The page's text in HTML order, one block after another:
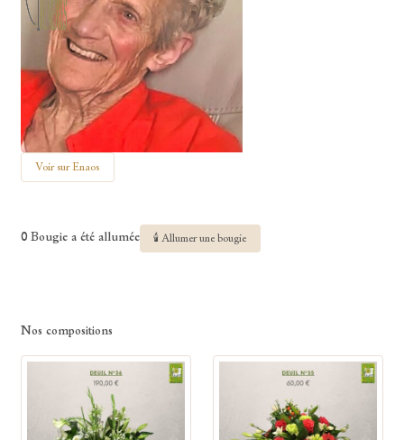
Voir sur Enaos
0 Bougie a été allumée 🕯 Allumer une bougie
Nos compositions